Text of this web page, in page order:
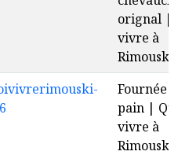
orignal |
vivre à
Rimouski
Fournée
pain |
vivre à
Rimouski